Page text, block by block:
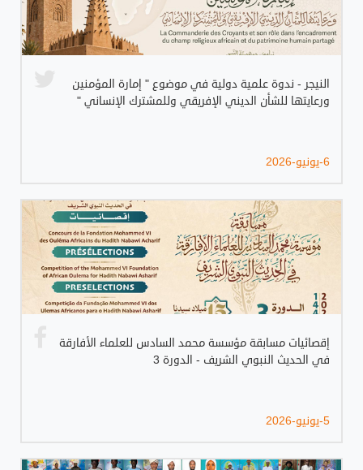
النيجر - ندوة علمية دولية في موضوع " إمارة المؤمنين
ورعايتها للشأن الديني الإفريقي وللمشترك الإنساني "
6-يونيو-2026
إقصائيات مسابقة مؤسسة محمد السادس للعلماء الأفارقة
في الحديث النبوي الشريف - الدورة 3
5-يونيو-2026